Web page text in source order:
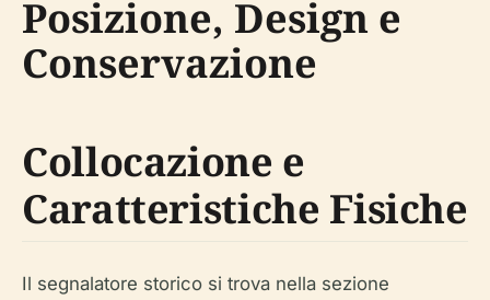
Posizione, Design e
Conservazione
Collocazione e
Caratteristiche Fisiche
Il segnalatore storico si trova nella sezione